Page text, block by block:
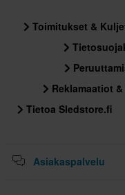
Toimitukset &
Reklamaatiot
Tietoa Sledstore.fi
Asiakaspalvelu